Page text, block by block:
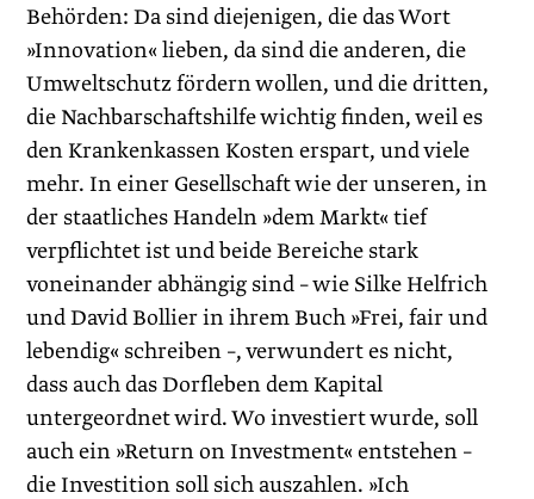
Behörden: Da sind diejenigen, die das Wort
»Innovation« lieben, da sind die anderen, die
Umweltschutz fördern wollen, und die dritten,
die Nachbarschaftshilfe wichtig finden, weil es
den Krankenkassen Kosten erspart, und viele
mehr. In einer Gesellschaft wie der unseren, in
der staatliches Handeln »dem Markt« tief
verpflichtet ist und beide Bereiche stark
voneinander abhängig sind – wie Silke Helfrich
und David Bollier in ihrem Buch »Frei, fair und
lebendig« schreiben –, verwundert es nicht,
dass auch das Dorfleben dem Kapital
untergeordnet wird. Wo investiert wurde, soll
auch ein »Return on Investment« entstehen –
die Investition soll sich auszahlen. »Ich